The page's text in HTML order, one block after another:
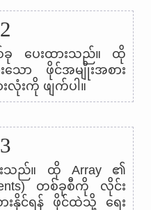
ခု ပေးထားသည်။ ထို
ာ ဖိုင်အမျိုးအစား
လုံးကို ဖျက်ပါ။
းသည်။ ထို Array ၏
တစ်ခုစီကို လိုင်း
နိုင်ရန် ဖိုင်ထဲသို့ ရေး